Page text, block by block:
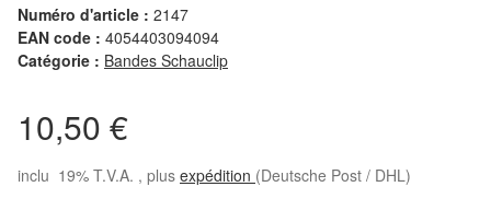
Numéro d'article : 2147
EAN code : 4054403094094
Catégorie : Bandes Schauclip
10,50 €
inclu 19% T.V.A. , plus expédition (Deutsche Post / DHL)